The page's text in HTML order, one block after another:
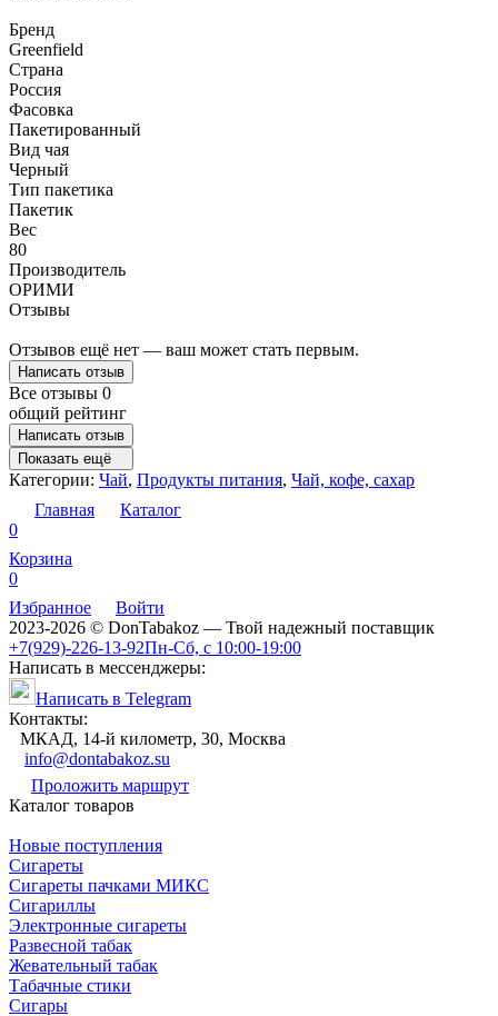
Бренд
Greenfield
Страна
Россия
Фасовка
Пакетированный
Вид чая
Черный
Тип пакетика
Пакетик
Вес
80
Производитель
ОРИМИ
Отзывы
Отзывов ещё нет — ваш может стать первым.
Написать отзыв
Все отзывы 0
общий рейтинг
Написать отзыв
Показать ещё
Категории: Чай, Продукты питания, Чай, кофе, сахар
Главная
Каталог
0
Корзина
0
Избранное
Войти
2023-2026 © DonTabakoz — Твой надежный поставщик
+7(929)-226-13-92Пн-Сб, с 10:00-19:00
Написать в мессенджеры:
Написать в Telegram
Контакты:
МКАД, 14-й километр, 30, Москва
info@dontabakoz.su
Проложить маршрут
Каталог товаров
Новые поступления
Сигареты
Сигареты пачками МИКС
Сигариллы
Электронные сигареты
Развесной табак
Жевательный табак
Табачные стики
Сигары